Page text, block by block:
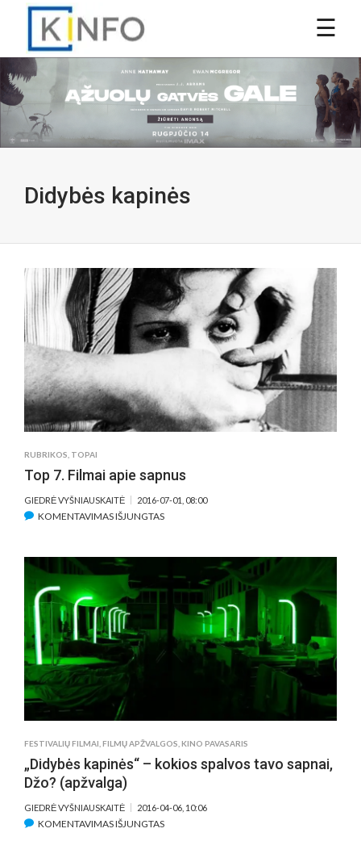
Didybės kapinės
RUBRIKOS TOPAI
Top 7. Filmai apie sapnus
GIEDRĖ VYŠNIAUSKAITĖ 2016-07-01, 08:00
KOMENTAVIMAS IŠJUNGTASĮRAŠE
SAPNUS
FESTIVALIŲ FILMAI,FILMŲ APŽVALGOS,KINO PAVASARIS
„Didybės kapinės“ – kokios spalvos tavo sapnai,
Džo? (apžvalga)
GIEDRĖ VYŠNIAUSKAITĖ 2016-04-06, 10:06
KOMENTAVIMAS IŠJUNGTASĮRAŠE